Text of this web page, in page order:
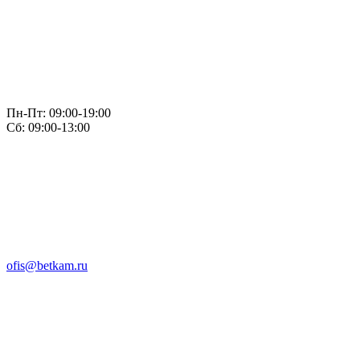
Пн-Пт: 09:00-19:00
Сб: 09:00-13:00
ofis@betkam.ru